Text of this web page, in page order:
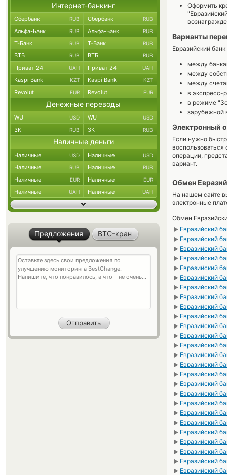
Оформить
Варианты
Евразийский
между
между
между
в экспресс-
в режиме
зарубежной
Электронный
Если нужно
операции,
вариант.
Обмен
На нашем сайте
электронные
Обмен
► Евразийский
► Евразийский
► Евразийский
► Евразийский
► Евразийский
► Евразийский
► Евразийский
► Евразийский
► Евразийский
► Евразийский
► Евразийский
► Евразийский
► Евразийский
► Евразийский
► Евразийский
► Евразийский
► Евразийский
► Евразийский
► Евразийский
► Евразийский
► Евразийский
► Евразийский
► Евразийский
► Евразийский
► Евразийский
► Евразийский
Интернет-банкинг
Сбербанк RUB Сбербанк RUB
Альфа-Банк RUB Альфа-Банк RUB
Т-Банк RUB Т-Банк RUB
ВТБ RUB ВТБ RUB
Приват 24 UAH Приват 24 UAH
Kaspi Bank KZT Kaspi Bank KZT
Revolut EUR Revolut EUR
Денежные переводы
WU USD WU USD
ЗК RUB ЗК RUB
Наличные деньги
Наличные USD Наличные USD
Наличные RUB Наличные RUB
Наличные EUR Наличные EUR
Наличные UAH Наличные UAH
Предложения BTC-кран